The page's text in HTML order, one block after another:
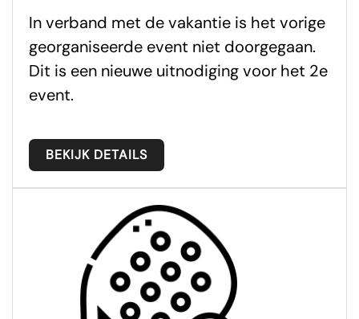
In verband met de vakantie is het vorige
georganiseerde event niet doorgegaan.
Dit is een nieuwe uitnodiging voor het 2e
event.
BEKIJK DETAILS